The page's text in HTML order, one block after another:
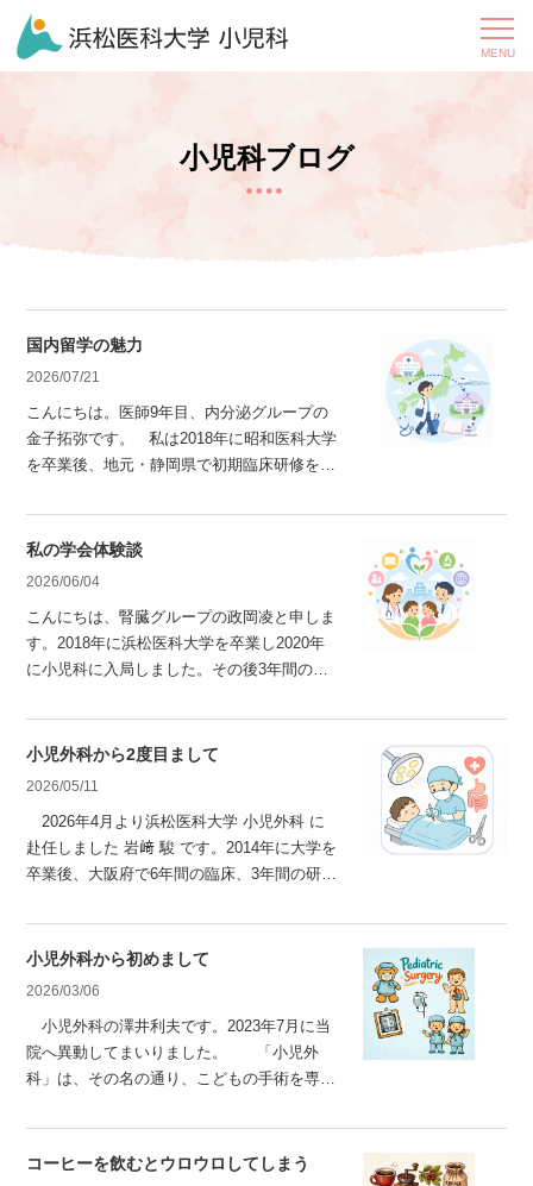
小児科ブログ
国内留学の魅力
2026/07/21
こんにちは。医師9年目、内分泌グループの
金子拓弥です。 私は2018年に昭和医科大学
を卒業後、地元・静岡県で初期臨床研修を行
入局し、関連病院で研鑽を重ねた後、2024年
から神奈川県立こども医療センター内分泌代
紹介したい
私の学会体験談
2026/06/04
こんにちは、腎臓グループの政岡凌と申しま
す。2018年に浜松医科大学を卒業し2020年
に小児科に入局しました。その後3年間の後
め、2024年から2年間愛知で小児腎臓の研修
を行い、この4月から大学病院で勤務してお
療で得られた成果・知見を発表し、
小児外科から2度目まして
2026/05/11
2026年4月より浜松医科大学 小児外科 に
赴任しました 岩﨑 駿 です。2014年に大学を
卒業後、大阪府で6年間の臨床、3年間の研
して参りました。今年度で13年目ですが、小
児外科医としてはまだまだ発展途上であり、
ですので、隙間時間を使って論文執筆にも取
り組
小児外科から初めまして
2026/03/06
小児外科の澤井利夫です。2023年7月に当
院へ異動してまいりました。 「小児外
科」は、その名の通り、こどもの手術を専門
身管理を中心に行うのに対し、小児外科は手
術が必要な病気を担当します。ただし、こど
コーヒーを飲むとウロウロしてしまう